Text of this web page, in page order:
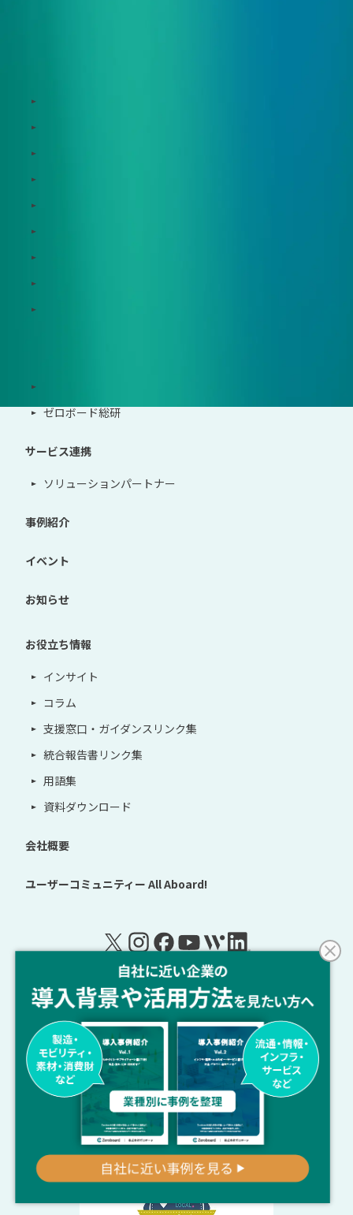
ゼロボード総研
サービス連携
ソリューションパートナー
事例紹介
イベント
お知らせ
お役立ち情報
インサイト
コラム
支援窓口・ガイダンスリンク集
統合報告書リンク集
用語集
資料ダウンロード
会社概要
ユーザーコミュニティー All Aboard!
Back to Top